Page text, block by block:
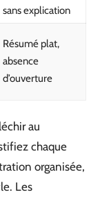
sans explication
Résumé plat,
absence
d’ouverture
au
chaque
organisée,
Les